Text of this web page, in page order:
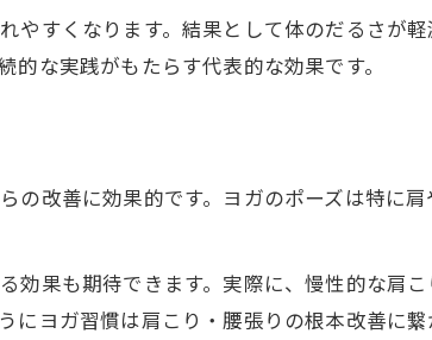
魅力
れるヨガの魅力
安全ポイント
を安定させるコツ
果の違い
効果を徹底比較
すくなります。結果として体のだるさが
な実践がもたらす代表的な効果です。
改善に効果的です。ヨガのポーズは特に
果も期待できます。実際に、慢性的な肩
ヨガ習慣は肩こり・腰張りの根本改善に繋